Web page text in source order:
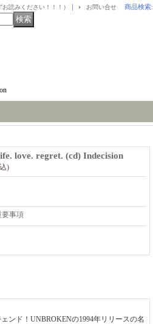
読みください！！！） ｜ お問い合せ 商品検索:
love. regret. (cd) Indecision
)
要事項
ンド！UNBROKENの1994年リリースの名